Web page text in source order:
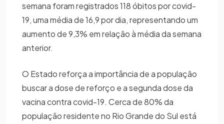
semana foram registrados 118 óbitos por covid-
19, uma média de 16,9 por dia, representando um
aumento de 9,3% em relação à média da semana
anterior.
O Estado reforça a importância de a população
buscar a dose de reforço e a segunda dose da
vacina contra covid-19. Cerca de 80% da
população residente no Rio Grande do Sul está